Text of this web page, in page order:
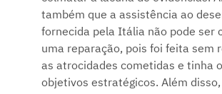
também que a assistência ao
fornecida pela Itália não pode ser
uma reparação, pois foi feita sem
as atrocidades cometidas e tinha
objetivos estratégicos. Além